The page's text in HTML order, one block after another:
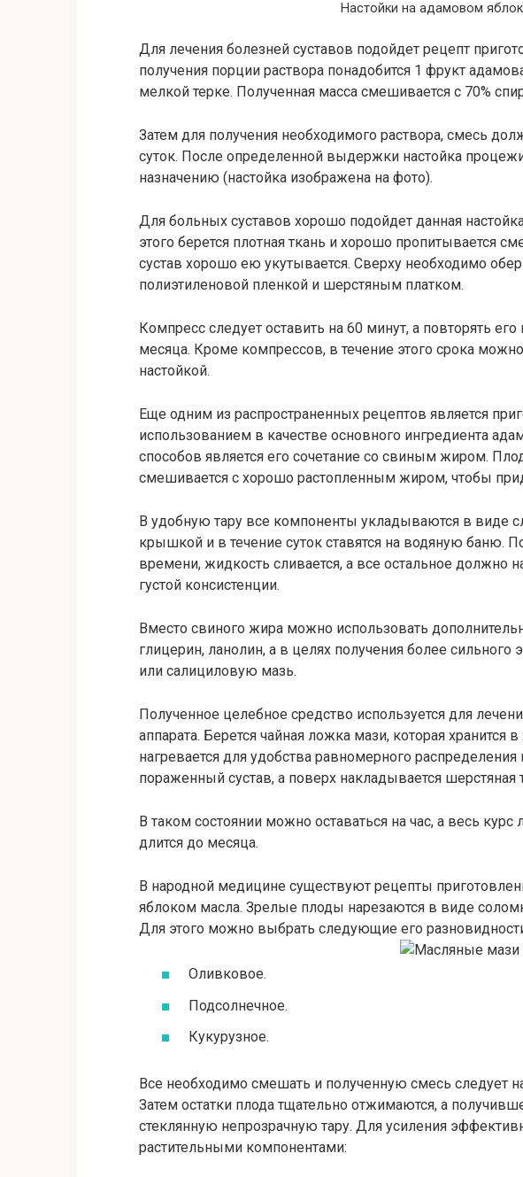
Настойки на адамовом
Для лечения болезней суставов подойдет рецепт
получения порции раствора понадобится 1 фрукт
мелкой терке. Полученная масса смешивается с 70%
Затем для получения необходимого раствора, смесь
суток. После определенной выдержки настойка
назначению (настойка изображена на фото).
Для больных суставов хорошо подойдет данная
этого берется плотная ткань и хорошо пропитывается
сустав хорошо ею укутывается. Сверху необходимо
полиэтиленовой пленкой и шерстяным платком.
Компресс следует оставить на 60 минут, а повторять
месяца. Кроме компрессов, в течение этого срока
настойкой.
Еще одним из распространенных рецептов является
использованием в качестве основного ингредиента
способов является его сочетание со свиным жиром.
смешивается с хорошо растопленным жиром, чтобы
В удобную тару все компоненты укладываются в виде
крышкой и в течение суток ставятся на водяную баню.
времени, жидкость сливается, а все остальное должно
густой консистенции.
Вместо свиного жира можно использовать
глицерин, ланолин, а в целях получения более
или салициловую мазь.
Полученное целебное средство используется для
аппарата. Берется чайная ложка мази, которая хранится
нагревается для удобства равномерного
пораженный сустав, а поверх накладывается шерстяная
В таком состоянии можно оставаться на час, а весь
длится до месяца.
В народной медицине существуют рецепты
яблоком масла. Зрелые плоды нарезаются в виде
Для этого можно выбрать следующие его
Оливковое.
Подсолнечное.
Кукурузное.
Все необходимо смешать и полученную смесь следует
Затем остатки плода тщательно отжимаются, а
стеклянную непрозрачную тару. Для усиления
растительными компонентами: